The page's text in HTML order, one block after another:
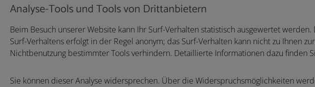
Analyse-Tools und Tools von Drittanbietern
Beim Besuch unserer Website kann Ihr Surf-Verhalten statistisch ausgewertet
Surf-Verhaltens erfolgt in der Regel anonym; das Surf-Verhalten kann nicht zu Ihnen
Nichtbenutzung bestimmter Tools verhindern. Detaillierte Informationen dazu finden
Sie können dieser Analyse widersprechen. Über die Widerspruchsmöglichkeiten